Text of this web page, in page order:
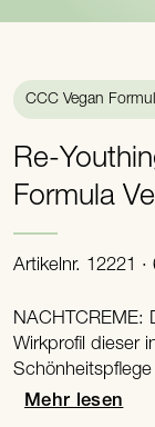
CCC Vegan
Re-
Formula
Artikelnr. 12221 ·
NACHTCREME:
Wirkprofil dieser
Mehr lesen